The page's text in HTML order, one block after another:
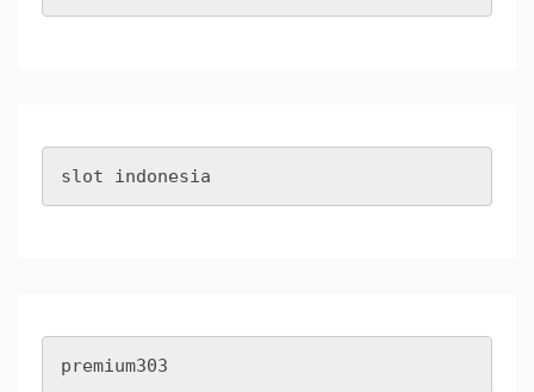
slot indonesia
premium303